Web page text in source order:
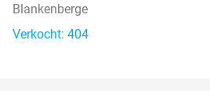
Blankenberge
Verkocht: 404